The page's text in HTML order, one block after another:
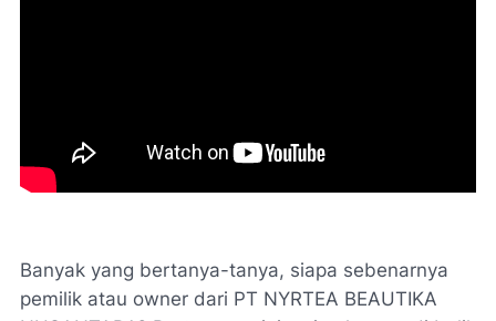
Banyak yang bertanya-tanya, siapa sebenarnya
pemilik atau owner dari PT NYRTEA BEAUTIKA